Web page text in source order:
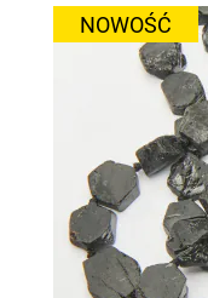
NOWOŚĆ